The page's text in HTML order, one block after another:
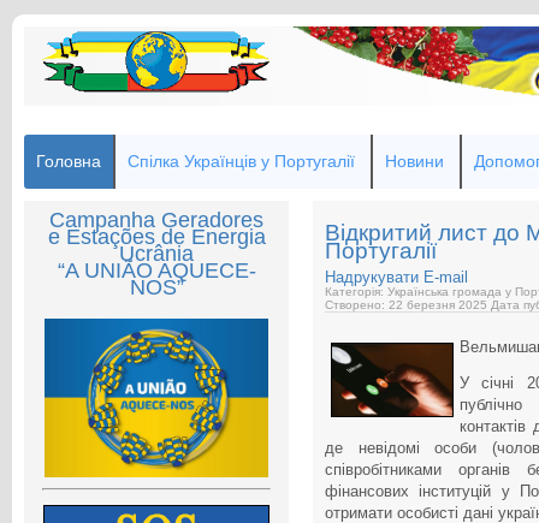
Головна Спілка Українців у Португалії Новини
Campanha Geradores
e Estações de Energia
Ucrânia
“A UNIÃO AQUECE-
NOS”
Відкритий лист до
Португалії
Надрукувати E-mail
Категорія: Українська громада у
Створено: 22 березня 2025 Дата
У січні
контактів
де невідомі особи
співробітниками органів
фінансових інституцій у
отримати особисті дані